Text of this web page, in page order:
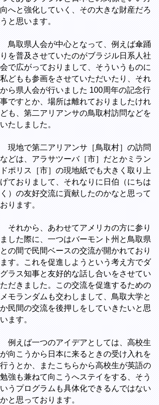
向へと強化していく、その大きな財産だろ
うと思います。
鳥取県人会が中心となって、例えば傘踊
りを普及させていたのがブラジル日系人社
会で広がっておりまして、そういうものに
私どもも参画をさせていただいたり、それ
から県人会が行いました 100周年の記念行
事ですとか、場所は離れておりましたけれ
ども、第二アリアンサの鳥取村訪問などを
いたしました。
現地で第二アリアンサ［鳥取村］の訪問
などは、アラサツーバ［市］だとかミラン
ドポリス［市］の現地紙でも大きく取り上
げておりまして、それなりに日伯（にちは
く）の友好交流に貢献したのかなと思って
おります。
それから、あわせてアメリカの方に参り
ました際に、一つはバーモント州と鳥取県
との間で民間ベースの交流が開かれており
ます。これを促進しようという考え方でダ
グラス知事と友好的な話し合いをさせてい
ただきました。この交流を促進するための
メモランダムも交わしまして、鳥取大学と
か民間の交流を後押しをしていきたいと思
います。
例えば一つのアイデアとしては、高校生
が向こうから日本に来るときの受け入れを
行うとか、またこちらから高校生が英語の
勉強も兼ねて向こうへステイをする、そう
いうプログラムも具体化できるんではない
かと思っております。